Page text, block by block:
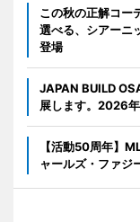
この秋の正解コー
選べる、シアーニ
登場
JAPAN BUILD
展します。2026
【活動50周年】
ャールズ・ファジ